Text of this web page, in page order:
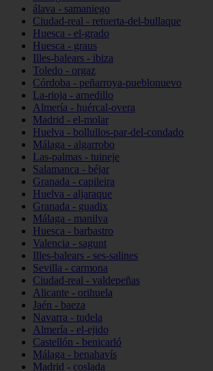
álava - samaniego
Ciudad-real - retuerta-del-bullaque
Huesca - el-grado
Huesca - graus
Illes-balears - ibiza
Toledo - orgaz
Córdoba - peñarroya-pueblonuevo
La-rioja - arnedillo
Almería - huércal-overa
Madrid - el-molar
Huelva - bollullos-par-del-condado
Málaga - algarrobo
Las-palmas - tuineje
Salamanca - béjar
Granada - capileira
Huelva - aljaraque
Granada - guadix
Málaga - manilva
Huesca - barbastro
Valencia - sagunt
Illes-balears - ses-salines
Sevilla - carmona
Ciudad-real - valdepeñas
Alicante - orihuela
Jaén - baeza
Navarra - tudela
Almería - el-ejido
Castellón - benicarló
Málaga - benahavís
Madrid - coslada